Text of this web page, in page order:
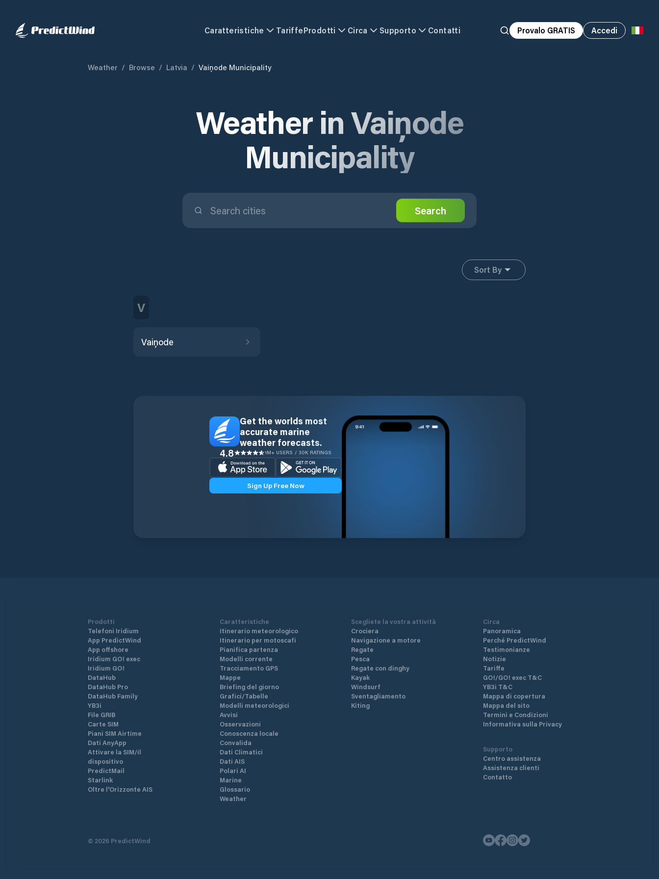
Caratteristiche TariffeProdotti Circa Supporto Contatti Provalo GRATIS Accedi
Weather / Browse / Latvia / Vaiņode Municipality
Weather in Vaiņode
Municipality
Search
Sort By
V
Vaiņode
Get the worlds most
accurate marine
weather forecasts.
4.8 1M+ USERS / 30K RATINGS
Sign Up Free Now
Prodotti
Telefoni Iridium
App PredictWind
App offshore
Iridium GO! exec
Iridium GO!
DataHub
DataHub Pro
DataHub Family
YB3i
File GRIB
Carte SIM
Piani SIM Airtime
Dati AnyApp
Attivare la SIM/il
dispositivo
PredictMail
Starlink
Oltre l'Orizzonte AIS
Caratteristiche
Itinerario meteorologico
Itinerario per motoscafi
Pianifica partenza
Modelli corrente
Tracciamento GPS
Mappe
Briefing del giorno
Grafici/Tabelle
Modelli meteorologici
Avvisi
Osservazioni
Conoscenza locale
Convalida
Dati Climatici
Dati AIS
Polari AI
Marine
Glossario
Weather
Scegliete la vostra attività
Crociera
Navigazione a motore
Regate
Pesca
Regate con dinghy
Kayak
Windsurf
Sventagliamento
Kiting
Circa
Panoramica
Perché PredictWind
Testimonianze
Notizie
Tariffe
GO!/GO! exec T&C
YB3i T&C
Mappa di copertura
Mappa del sito
Termini e Condizioni
Informativa sulla Privacy
Supporto
Centro assistenza
Assistenza clienti
Contatto
© 2026 PredictWind